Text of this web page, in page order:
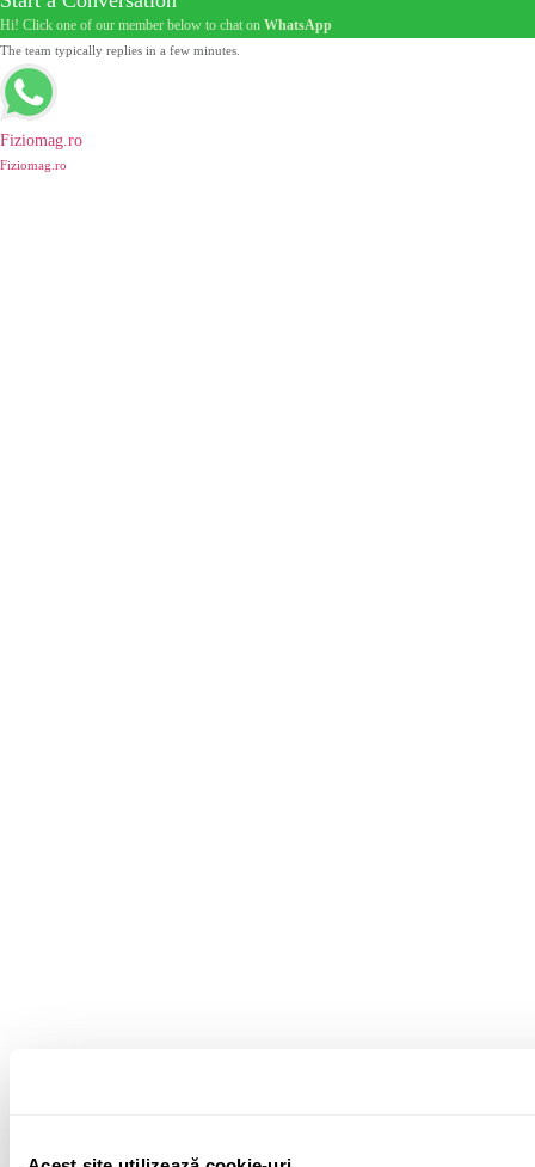
Hi! Click one of our member below to chat on WhatsApp
The team typically replies in a few minutes.
Fiziomag.ro
Fiziomag.ro